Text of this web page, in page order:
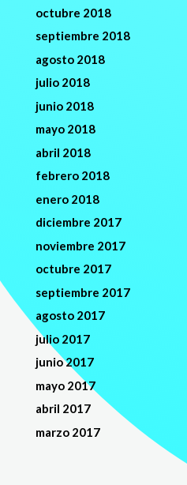
octubre 2018
septiembre 2018
agosto 2018
julio 2018
junio 2018
mayo 2018
abril 2018
febrero 2018
enero 2018
diciembre 2017
noviembre 2017
octubre 2017
septiembre 2017
agosto 2017
julio 2017
junio 2017
mayo 2017
abril 2017
marzo 2017